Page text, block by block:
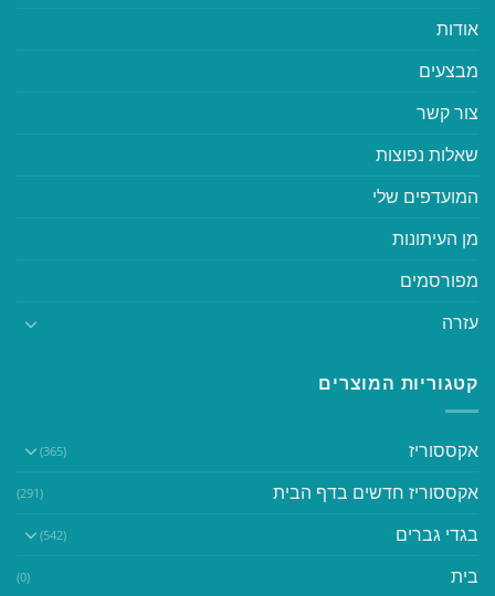
אודות
מבצעים
צור קשר
שאלות נפוצות
המועדפים שלי
מן העיתונות
מפורסמים
עזרה
קטגוריות המוצרים
אקססוריז (365)
אקססוריז חדשים בדף הבית (291)
בגדי גברים (542)
בית (0)